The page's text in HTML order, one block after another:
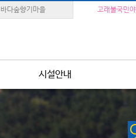
바다숲향기마을 고래불국민
시설안내